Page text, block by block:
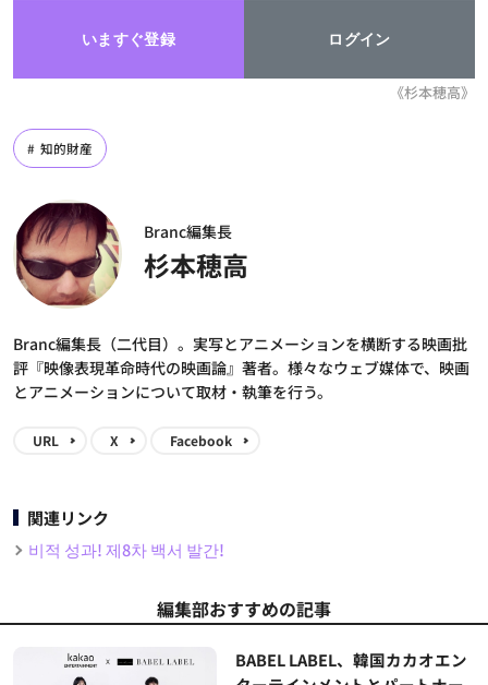
いますぐ登録 ログイン
《杉本穂高》
知的財産
Branc編集長
杉本穂高
Branc編集長（二代目）。実写とアニメーションを横断する映画批
評『映像表現革命時代の映画論』著者。様々なウェブ媒体で、映画
とアニメーションについて取材・執筆を行う。
URL X Facebook
関連リンク
비적 성과! 제8차 백서 발간!
編集部おすすめの記事
BABEL LABEL、韓国カカオエン